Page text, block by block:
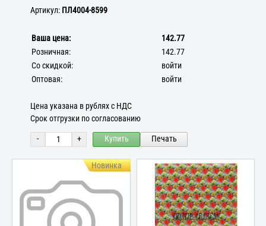
Артикул: ПЛ4004-8599
Ваша цена:
142.77
Розничная:
142.77
Со скидкой:
войти
Оптовая:
войти
Цена указана в рублях с НДС
Срок отгрузки по согласованию
- + Купить Печать
Новинка